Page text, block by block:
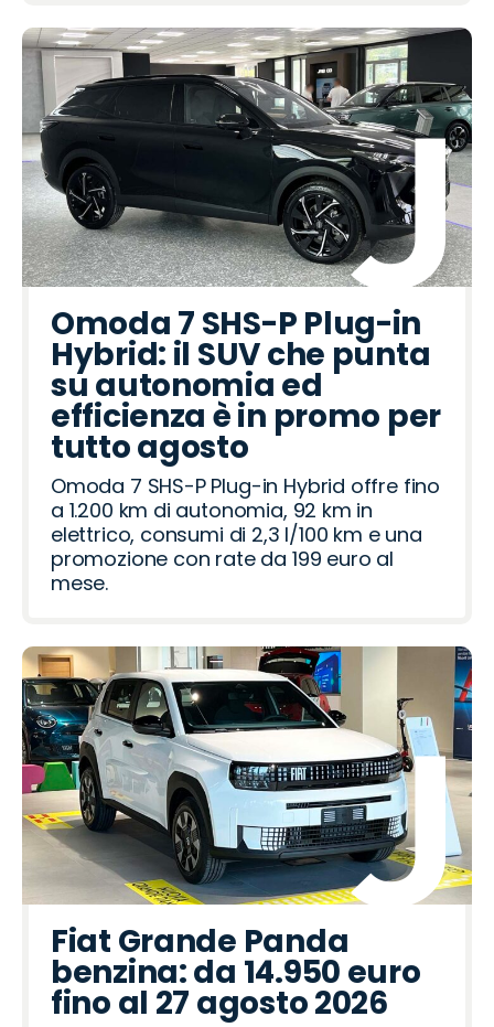
Omoda 7 SHS-P Plug-in
Hybrid: il SUV che punta
su autonomia ed
efficienza è in promo per
tutto agosto
Omoda 7 SHS-P Plug-in Hybrid offre fino
a 1.200 km di autonomia, 92 km in
elettrico, consumi di 2,3 l/100 km e una
promozione con rate da 199 euro al
mese.
Fiat Grande Panda
benzina: da 14.950 euro
fino al 27 agosto 2026